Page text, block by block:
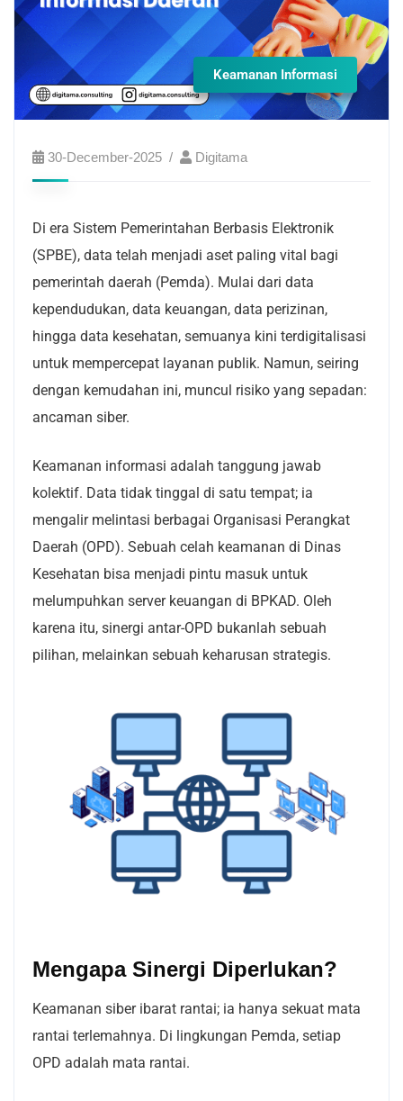
Keamanan Informasi
30-December-2025 Digitama
Di era Sistem Pemerintahan Berbasis Elektronik
(SPBE), data telah menjadi aset paling vital bagi
pemerintah daerah (Pemda). Mulai dari data
kependudukan, data keuangan, data perizinan,
hingga data kesehatan, semuanya kini terdigitalisasi
untuk mempercepat layanan publik. Namun, seiring
dengan kemudahan ini, muncul risiko yang sepadan:
ancaman siber.
Keamanan informasi adalah tanggung jawab
kolektif. Data tidak tinggal di satu tempat; ia
mengalir melintasi berbagai Organisasi Perangkat
Daerah (OPD). Sebuah celah keamanan di Dinas
Kesehatan bisa menjadi pintu masuk untuk
melumpuhkan server keuangan di BPKAD. Oleh
karena itu, sinergi antar-OPD bukanlah sebuah
pilihan, melainkan sebuah keharusan strategis.
Mengapa Sinergi Diperlukan?
Keamanan siber ibarat rantai; ia hanya sekuat mata
rantai terlemahnya. Di lingkungan Pemda, setiap
OPD adalah mata rantai.